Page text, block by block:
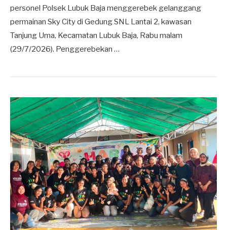
personel Polsek Lubuk Baja menggerebek gelanggang
permainan Sky City di Gedung SNL Lantai 2, kawasan
Tanjung Uma, Kecamatan Lubuk Baja, Rabu malam
(29/7/2026). Penggerebekan …